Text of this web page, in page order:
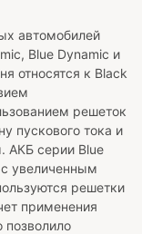
автомобилей
Blue Dynamic и
относятся к Black
решеток
пускового тока и
АКБ серии Blue
увеличенным
решетки
применения
позволило